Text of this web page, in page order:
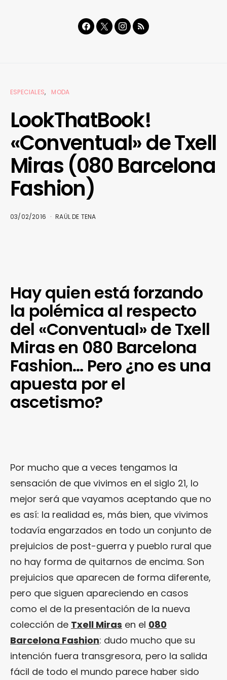
ESPECIALES MODA
LookThatBook!
«Conventual» de Txell
Miras (080 Barcelona
Fashion)
03/02/2016 RAÜL DE TENA
Hay quien está forzando
la polémica al respecto
del «Conventual» de Txell
Miras en 080 Barcelona
Fashion… Pero ¿no es una
apuesta por el
ascetismo?
Por mucho que a veces tengamos la
sensación de que vivimos en el siglo 21, lo
mejor será que vayamos aceptando que no
es así: la realidad es, más bien, que vivimos
todavía engarzados en todo un conjunto de
prejuicios de post-guerra y pueblo rural que
no hay forma de quitarnos de encima. Son
prejuicios que aparecen de forma diferente,
pero que siguen apareciendo en casos
como el de la presentación de la nueva
colección de Txell Miras en el 080
Barcelona Fashion: dudo mucho que su
intención fuera transgresora, pero la salida
fácil de todo el mundo parece haber sido